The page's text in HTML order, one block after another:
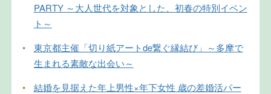
PARTY ～大人世代を対象とした、初春の特別イベン
ト～
•
東京都主催「切り紙アートde繋ぐ縁結び」～多摩で
生まれる素敵な出会い～
•
結婚を見据えた年上男性×年下女性 歳の差婚活パー